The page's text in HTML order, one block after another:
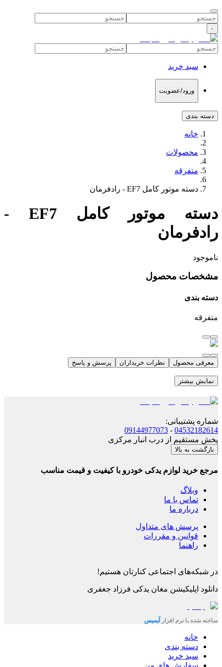
۰
سبد خرید
ورود/عضویت
دسته بندی
خانه
محصولات
متفرقه
دسته موتور کامل EF7 - رادفرمان
دسته موتور کامل EF7 -
رادفرمان
ناموجود
مشخصات محصول
دسته بندی
متفرقه
معرفی محصول نظرات خریداران پرسش و پاسخ
نمایش بیشتر
شماره پشتیبانی:
04532182614
-
09144977073
پخش مستقیم از درب انبار مرکزی
بازگشت به بالا
مرجع خرید لوازم یدکی خودرو با کیفیت و قیمت مناسب
وبلاگ
تماس با ما
درباره ما
پرسش های متداول
قوانین و مقررات
راهنما
در شبکه‌های اجتماعی کنارتان هستیم!
دانلود اپلیکیشن مغان یدکی فرزاد جعفری
ساخته شده با نرم افزار آیمیس
خانه
دسته بندی
سبد خرید
سفارش های من